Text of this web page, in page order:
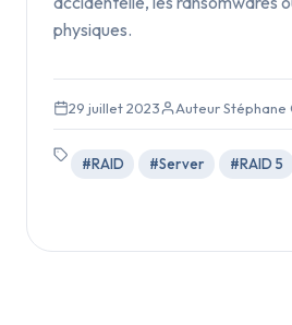
physiques.
29 juillet 2023 Auteur Stéphane
#RAID #Server #RAID 5